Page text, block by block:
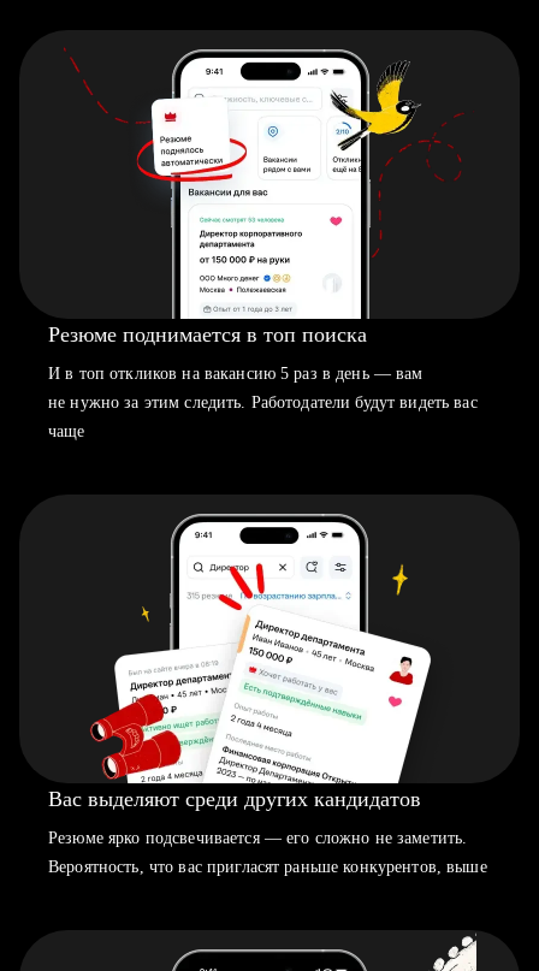
Резюме поднимается в топ поиска
И в топ откликов на вакансию 5 раз в день — вам
не нужно за этим следить. Работодатели будут видеть вас
чаще
Вас выделяют среди других кандидатов
Резюме ярко подсвечивается — его сложно не заметить.
Вероятность, что вас пригласят раньше конкурентов, выше